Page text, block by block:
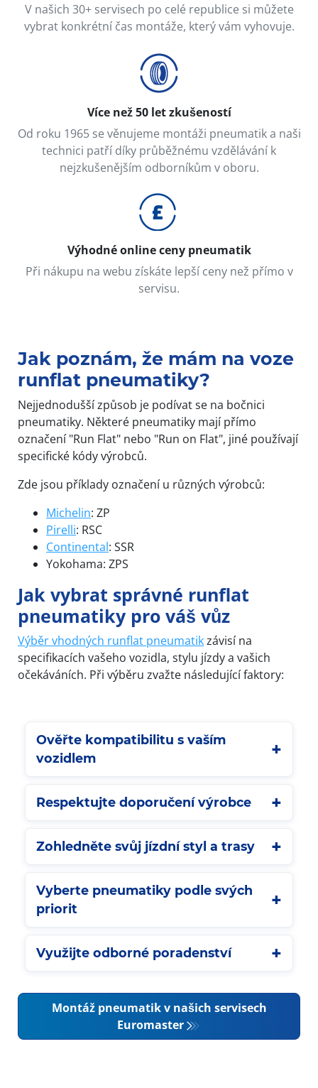
V našich 30+ servisech po celé republice si můžete
vybrat konkrétní čas montáže, který vám vyhovuje.
Více než 50 let zkušeností
Od roku 1965 se věnujeme montáži pneumatik a naši
technici patří díky průběžnému vzdělávání k
nejzkušenějším odborníkům v oboru.
Výhodné online ceny pneumatik
Při nákupu na webu získáte lepší ceny než přímo v
servisu.
Jak poznám, že mám na voze
runflat pneumatiky?
Nejjednodušší způsob je podívat se na bočnici
pneumatiky. Některé pneumatiky mají přímo
označení "Run Flat" nebo "Run on Flat", jiné používají
specifické kódy výrobců.
Zde jsou příklady označení u různých výrobců:
Michelin: ZP
Pirelli: RSC
Continental: SSR
Yokohama: ZPS
Jak vybrat správné runflat
pneumatiky pro váš vůz
Výběr vhodných runflat pneumatikzávisí na
specifikacích vašeho vozidla, stylu jízdy a vašich
očekáváních. Při výběru zvažte následující faktory:
Ověřte kompatibilitu s vaším
vozidlem
Respektujte doporučení výrobce
Zohledněte svůj jízdní styl a trasy
Vyberte pneumatiky podle svých
priorit
Využijte odborné poradenství
Montáž pneumatik v našich servisech
Euromaster